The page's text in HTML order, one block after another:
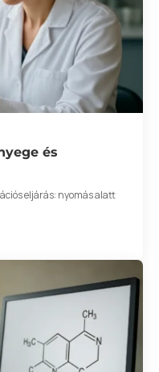
és
eljárás: nyomás alatt